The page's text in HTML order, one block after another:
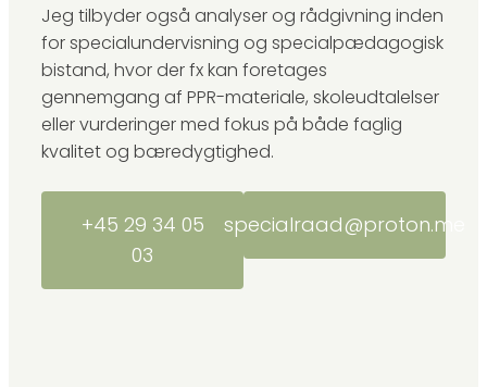
Jeg tilbyder også analyser og rådgivning inden
for specialundervisning og specialpædagogisk
bistand, hvor der fx kan foretages
gennemgang af PPR-materiale, skoleudtalelser
eller vurderinger med fokus på både faglig
kvalitet og bæredygtighed.
+45 29 34 05
03
specialraad@proton.me